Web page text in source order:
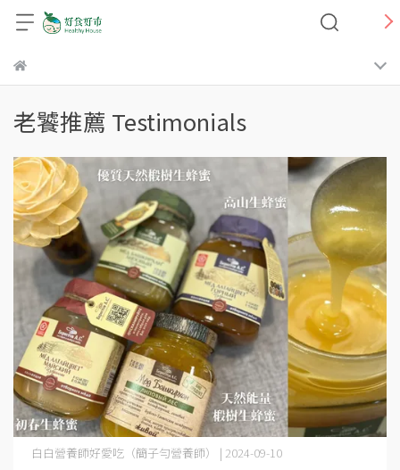
老饕推薦 Testimonials
白白營養師好愛吃（簡子勻營養師） | 2024-09-10